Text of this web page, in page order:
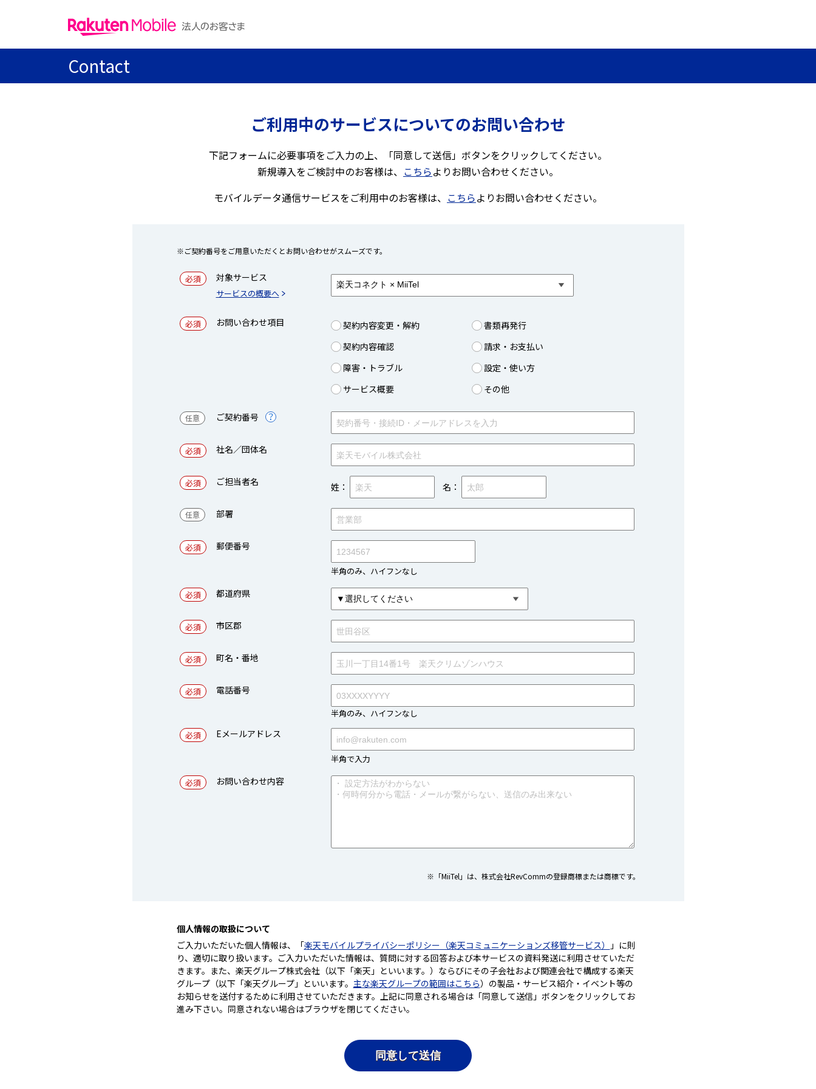
Contact
ご利用中のサービスについてのお問い合わせ
下記フォームに必要事項をご入力の上、「同意して送信」ボタンをクリックしてください。
新規導入をご検討中のお客様は、 こちらよりお問い合わせください。
モバイルデータ通信サービスをご利用中のお客様は、 こちらよりお問い合わせください。
※ご契約番号をご用意いただくとお問い合わせがスムーズです。
対象サービス
サービスの概要へ
お問い合わせ項目 契約内容変更・解約
書類再発行
契約内容確認
請求・お支払い
障害・トラブル
設定・使い方
サービス概要
その他
ご契約番号
社名／団体名
ご担当者名 姓： 名：
部署
郵便番号
半角のみ、ハイフンなし
都道府県
市区郡
町名・番地
電話番号
半角のみ、ハイフンなし
Eメールアドレス
半角で入力
お問い合わせ内容
※「MiiTel」は、株式会社RevCommの登録商標または商標です。
個人情報の取扱について
ご入力いただいた個人情報は、「楽天モバイルプライバシーポリシー（楽天コミュニケーションズ移管サービス）
」に則
り、適切に取り扱います。ご入力いただいた情報は、質問に対する回答および本サービスの資料発送に利用させていただ
きます。また、楽天グループ株式会社（以下「楽天」といいます。）ならびにその子会社および関連会社で構成する楽天
グループ（以下「楽天グループ」といいます。 主な楽天グループの範囲はこちら）の製品・サービス紹介・イベント等の
お知らせを送付するために利用させていただきます。上記に同意される場合は「同意して送信」ボタンをクリックしてお
進み下さい。同意されない場合はブラウザを閉じてください。